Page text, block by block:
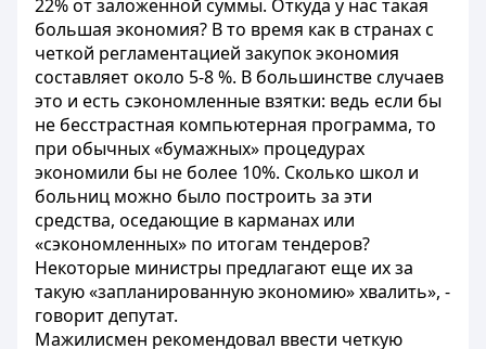
22% от заложенной суммы. Откуда у нас такая
большая экономия? В то время как в странах с
четкой регламентацией закупок экономия
составляет около 5-8 %. В большинстве случаев
это и есть сэкономленные взятки: ведь если бы
не бесстрастная компьютерная программа, то
при обычных «бумажных» процедурах
экономили бы не более 10%. Сколько школ и
больниц можно было построить за эти
средства, оседающие в карманах или
«сэкономленных» по итогам тендеров?
Некоторые министры предлагают еще их за
такую «запланированную экономию» хвалить», -
говорит депутат.
Мажилисмен рекомендовал ввести четкую